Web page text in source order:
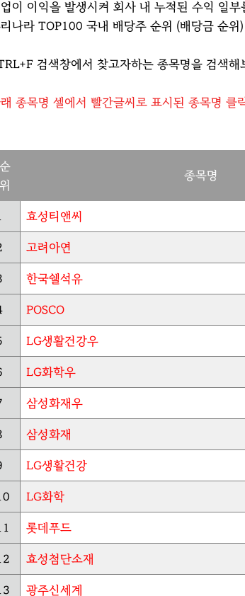
이 이익을 발생시켜 회사 내 누적된 수익 일
나라 TOP100 국내 배당주 순위 (배당금 순
검색창에서 찾고자하는 종목명을 검색해
종목명 셀에서 빨간글씨로 표시된 종목명 클
순
위
종목명
효성티앤씨
고려아연
한국쉘석유
POSCO
LG생활건강우
LG화학우
삼성화재우
삼성화재
LG생활건강
LG화학
롯데푸드
효성첨단소재
광주신세계